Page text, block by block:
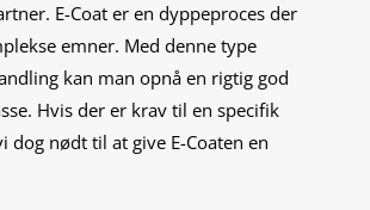
E-Coat er en dyppeproces der
emner. Med denne type
kan man opnå en rigtig god
Hvis der er krav til en specifik
dog nødt til at give E-Coaten en